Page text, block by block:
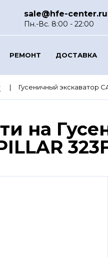
sale@hfe-center.ru
Пн.-Вс. 8:00 - 22:00
РЕМОНТ ДОСТАВКА
Гусеничный экскаватор
на